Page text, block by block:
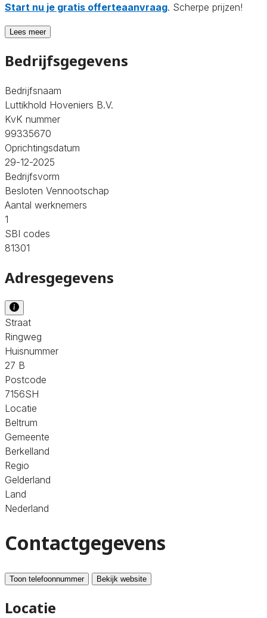
Start nu je gratis offerteaanvraag. Scherpe prijzen!
Lees meer
Bedrijfsgegevens
Bedrijfsnaam
Luttikhold Hoveniers B.V.
KvK nummer
99335670
Oprichtingsdatum
29-12-2025
Bedrijfsvorm
Besloten Vennootschap
Aantal werknemers
1
SBI codes
81301
Adresgegevens
Straat
Ringweg
Huisnummer
27 B
Postcode
7156SH
Locatie
Beltrum
Gemeente
Berkelland
Regio
Gelderland
Land
Nederland
Contactgegevens
Toon telefoonnummer Bekijk website
Locatie